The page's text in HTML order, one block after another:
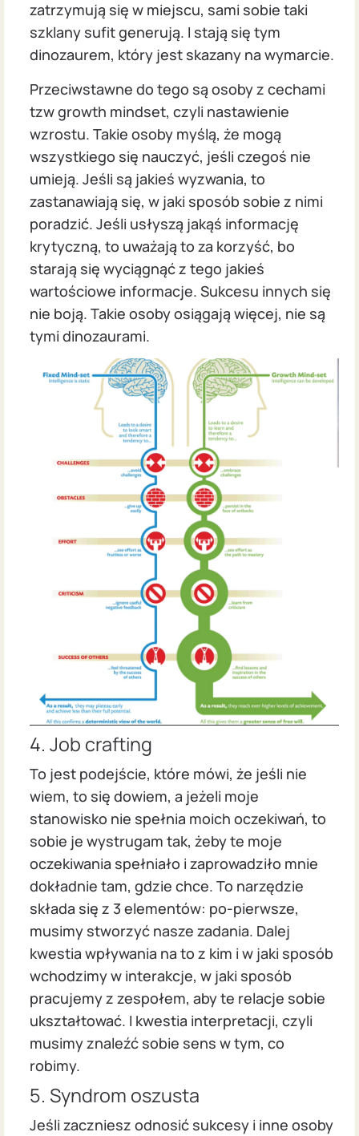
zatrzymują się w miejscu, sami sobie taki
szklany sufit generują. I stają się tym
dinozaurem, który jest skazany na wymarcie.
Przeciwstawne do tego są osoby z cechami
tzw growth mindset, czyli nastawienie
wzrostu. Takie osoby myślą, że mogą
wszystkiego się nauczyć, jeśli czegoś nie
umieją. Jeśli są jakieś wyzwania, to
zastanawiają się, w jaki sposób sobie z nimi
poradzić. Jeśli usłyszą jakąś informację
krytyczną, to uważają to za korzyść, bo
starają się wyciągnąć z tego jakieś
wartościowe informacje. Sukcesu innych się
nie boją. Takie osoby osiągają więcej, nie są
tymi dinozaurami.
4. Job crafting
To jest podejście, które mówi, że jeśli nie
wiem, to się dowiem, a jeżeli moje
stanowisko nie spełnia moich oczekiwań, to
sobie je wystrugam tak, żeby te moje
oczekiwania spełniało i zaprowadziło mnie
dokładnie tam, gdzie chce. To narzędzie
składa się z 3 elementów: po-pierwsze,
musimy stworzyć nasze zadania. Dalej
kwestia wpływania na to z kim i w jaki sposób
wchodzimy w interakcje, w jaki sposób
pracujemy z zespołem, aby te relacje sobie
ukształtować. I kwestia interpretacji, czyli
musimy znaleźć sobie sens w tym, co
robimy.
5. Syndrom oszusta
Jeśli zaczniesz odnosić sukcesy i inne osoby